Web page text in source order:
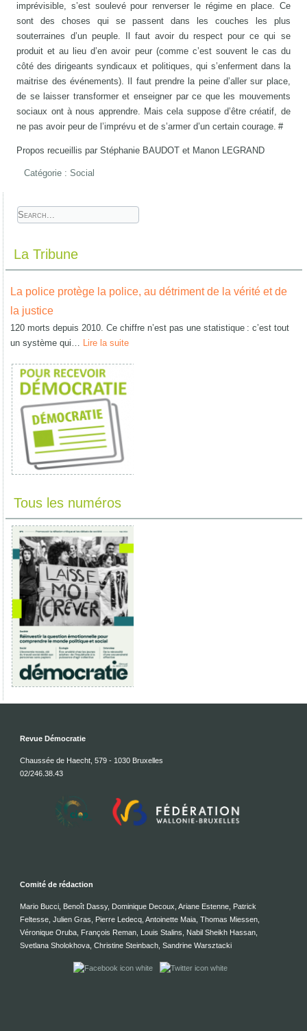
imprévisible, s’est soulevé pour renverser le régime en place. Ce
sont des choses qui se passent dans les couches les plus
souterraines d’un peuple. Il faut avoir du respect pour ce qui se
produit et au lieu d’en avoir peur (comme c’est souvent le cas du
côté des dirigeants syndicaux et politiques, qui s’enferment dans la
maitrise des événements). Il faut prendre la peine d’aller sur place,
de se laisser transformer et enseigner par ce que les mouvements
sociaux ont à nous apprendre. Mais cela suppose d’être créatif, de
ne pas avoir peur de l’imprévu et de s’armer d’un certain courage. #
Propos recueillis par Stéphanie BAUDOT et Manon LEGRAND
Catégorie :Social
La Tribune
La police protège la police, au détriment de la vérité et de
la justice
120 morts depuis 2010. Ce chiffre n’est pas une statistique : c’est tout
un système qui… Lire la suite
Tous les numéros
Revue Démocratie
Chaussée de Haecht, 579 - 1030 Bruxelles
02/246.38.43
Comité de rédaction
Mario Bucci, Benoît Dassy, Dominique Decoux, Ariane Estenne, Patrick
Feltesse, Julien Gras, Pierre Ledecq, Antoinette Maia, Thomas Miessen,
Véronique Oruba, François Reman, Louis Stalins, Nabil Sheikh Hassan,
Svetlana Sholokhova, Christine Steinbach, Sandrine Warsztacki